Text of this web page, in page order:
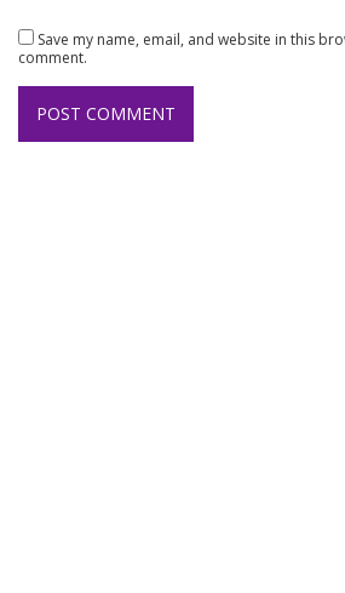
Save my name, email, and website in this
comment.